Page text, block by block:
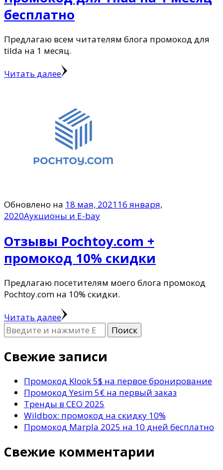
бесплатно
Предлагаю всем читателям блога промокод для
tilda на 1 месяц.
Читать далее
Обновлено на 18 мая, 202116 января,
2020Аукционы и E-bay
Отзывы Pochtoy.com +
промокод 10% скидки
Предлагаю посетителям моего блога промокод
Pochtoy.com на 10% скидки.
Читать далее
Ищите
что-
то?
Свежие записи
Промокод Klook 5$ на первое бронирование
Промокод Yesim 5€ на первый заказ
Тренды в СЕО 2025
Wildbox: промокод на скидку 10%
Промокод Marpla 2025 на 10 дней бесплатно
Свежие комментарии